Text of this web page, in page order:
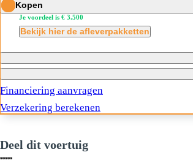
Kopen
Je voordeel is € 3.500
Bekijk hier de afleverpakketten
Financiering aanvragen
Verzekering berekenen
Deel dit voertuig